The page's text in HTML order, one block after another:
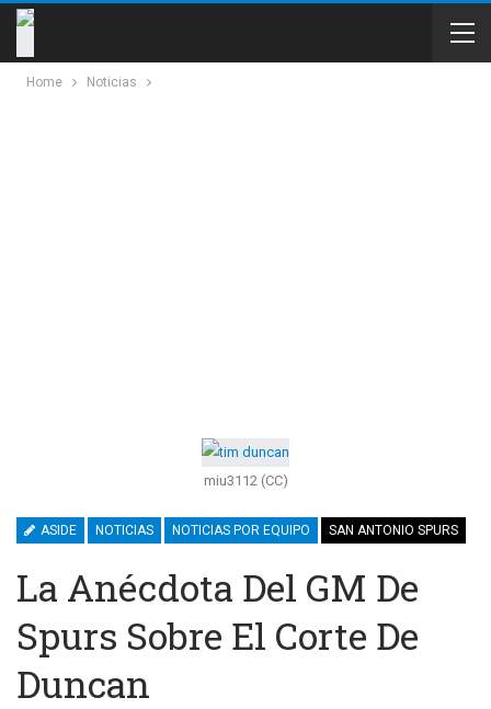
Home Noticias
miu3112 (CC)
ASIDE NOTICIAS NOTICIAS POR EQUIPO SAN ANTONIO SPURS
La Anécdota Del GM De
Spurs Sobre El Corte De
Duncan